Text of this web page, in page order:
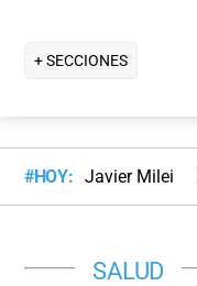
+ SECCIONES
#HOY: Javier Milei
SALUD